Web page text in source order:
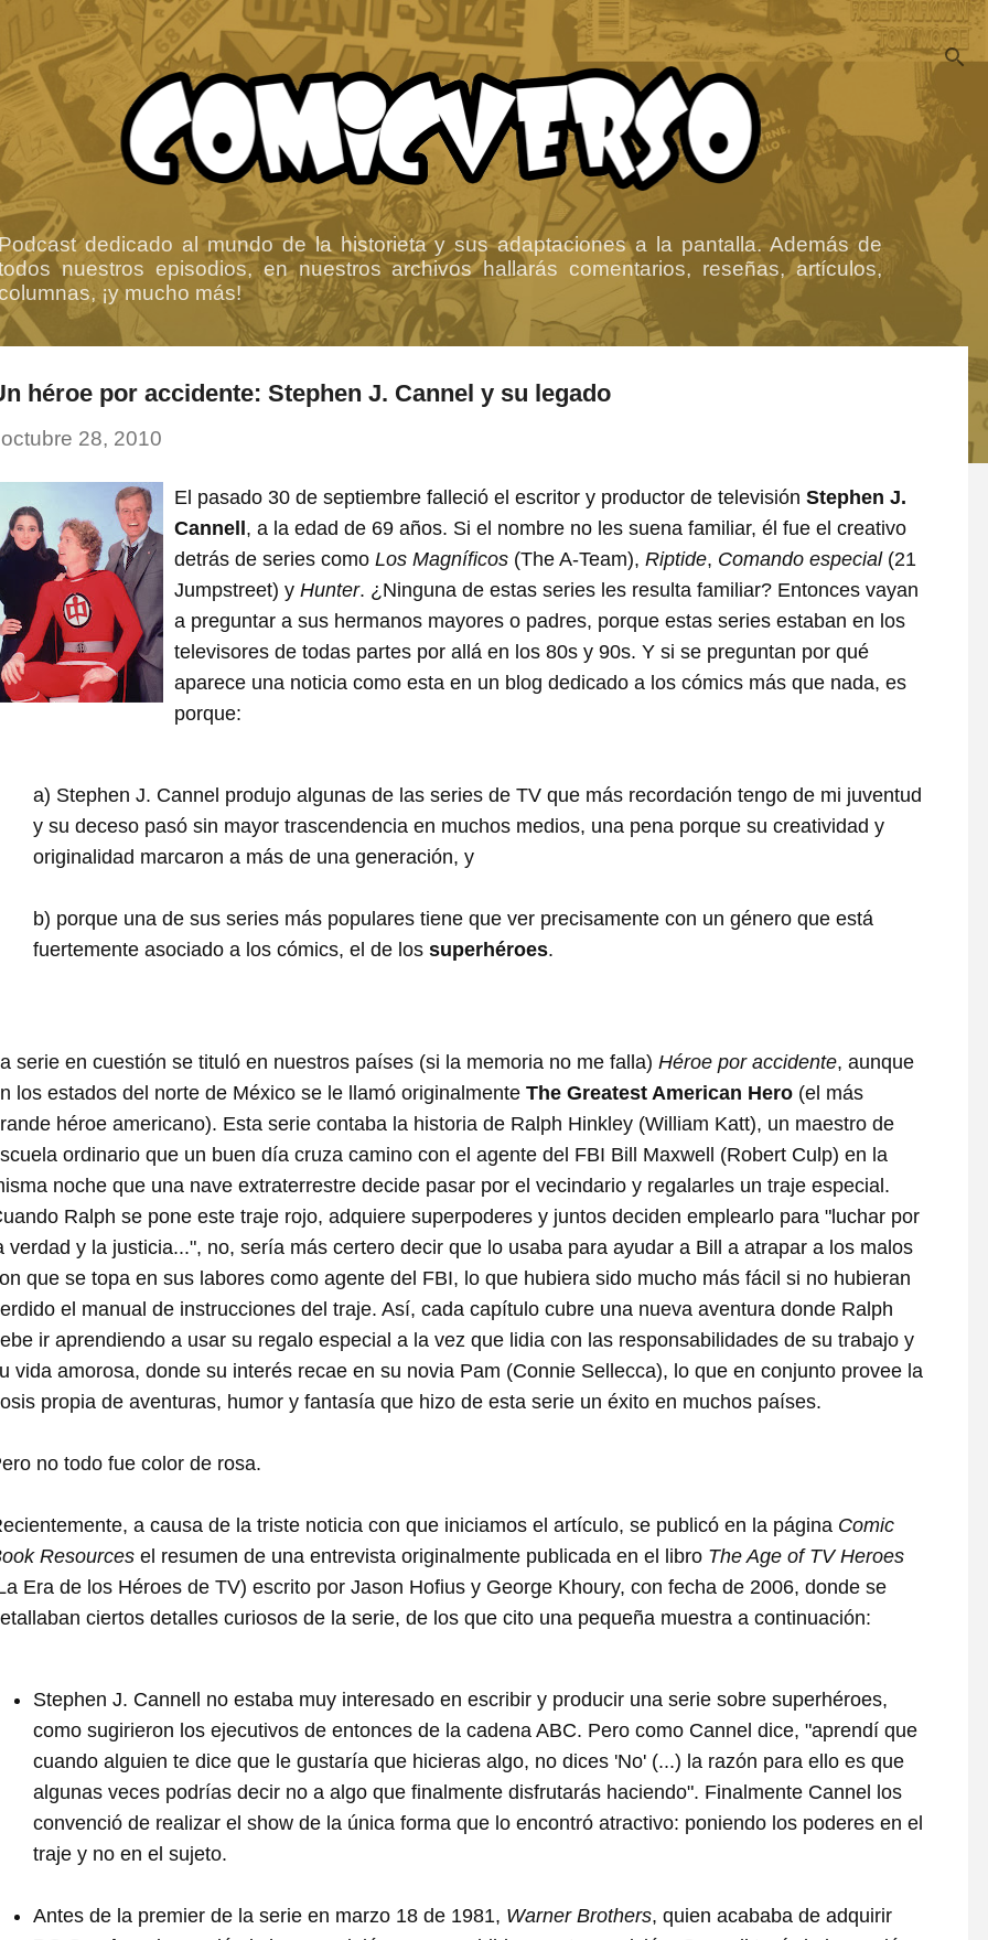
Ir al contenido principal
dedicado al mundo de la historieta y sus adaptaciones a la pantalla. Además de
nuestros episodios, en nuestros archivos hallarás comentarios, reseñas, artículos,
¡y mucho más!
héroe por accidente: Stephen J. Cannel y su legado
octubre 28, 2010
El pasado 30 de septiembre falleció el escritor y productor de televisión Stephen J.
Cannell , a la edad de 69 años. Si el nombre no les suena familiar, él fue el creativo
detrás de series como Los Magníficos (The A-Team), Riptide, Comando especial(21
Jumpstreet) y Hunter. ¿Ninguna de estas series les resulta familiar? Entonces vayan
a preguntar a sus hermanos mayores o padres, porque estas series estaban en los
televisores de todas partes por allá en los 80s y 90s. Y si se preguntan por qué
aparece una noticia como esta en un blog dedicado a los cómics más que nada, es
porque:
a) Stephen J. Cannel produjo algunas de las series de TV que más recordación tengo de mi juventud
y su deceso pasó sin mayor trascendencia en muchos medios, una pena porque su creatividad y
originalidad marcaron a más de una generación, y
b) porque una de sus series más populares tiene que ver precisamente con un género que está
fuertemente asociado a los cómics, el de los superhéroes.
serie en cuestión se tituló en nuestros países (si la memoria no me falla) Héroe por accidente, aunque
los estados del norte de México se le llamó originalmente The Greatest American Hero (el más
héroe americano). Esta serie contaba la historia de Ralph Hinkley (William Katt), un maestro de
ordinario que un buen día cruza camino con el agente del FBI Bill Maxwell (Robert Culp) en la
noche que una nave extraterrestre decide pasar por el vecindario y regalarles un traje especial.
Ralph se pone este traje rojo, adquiere superpoderes y juntos deciden emplearlo para "luchar por
verdad y la justicia...", no, sería más certero decir que lo usaba para ayudar a Bill a atrapar a los malos
que se topa en sus labores como agente del FBI, lo que hubiera sido mucho más fácil si no hubieran
el manual de instrucciones del traje. Así, cada capítulo cubre una nueva aventura donde Ralph
ir aprendiendo a usar su regalo especial a la vez que lidia con las responsabilidades de su trabajo y
vida amorosa, donde su interés recae en su novia Pam (Connie Sellecca), lo que en conjunto provee la
propia de aventuras, humor y fantasía que hizo de esta serie un éxito en muchos países.
no todo fue color de rosa.
a causa de la triste noticia con que iniciamos el artículo, se publicó en la página Comic
Resources el resumen de una entrevista originalmente publicada en el libro The Age of TV Heroes
Era de los Héroes de TV) escrito por Jason Hofius y George Khoury, con fecha de 2006, donde se
ciertos detalles curiosos de la serie, de los que cito una pequeña muestra a continuación:
Stephen J. Cannell no estaba muy interesado en escribir y producir una serie sobre superhéroes,
como sugirieron los ejecutivos de entonces de la cadena ABC. Pero como Cannel dice, "aprendí que
cuando alguien te dice que le gustaría que hicieras algo, no dices 'No' (...) la razón para ello es que
algunas veces podrías decir no a algo que finalmente disfrutarás haciendo". Finalmente Cannel los
convenció de realizar el show de la única forma que lo encontró atractivo: poniendo los poderes en el
traje y no en el sujeto.
Antes de la premier de la serie en marzo 18 de 1981, Warner Brothers, quien acababa de adquirir